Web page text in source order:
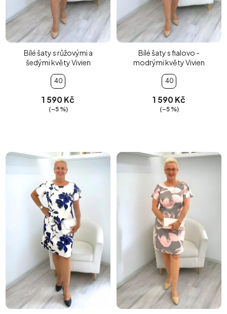
Bílé šaty s růžovými a
šedými květy Vivien
40
1 590 Kč
(–5 %)
Bílé šaty s fialovo -
modrými květy Vivien
40
1 590 Kč
(–5 %)